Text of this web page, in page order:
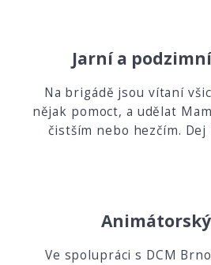
Jarní a
Na brigádě jsou vítaní
nějak pomoct, a udělat
čistším nebo hezčím.
Ve spolupráci s DCM